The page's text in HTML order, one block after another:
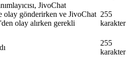
JivoChat
olay gönderirken ve JivoChat
olay alırken gerekli
255
karakter
255
karakter